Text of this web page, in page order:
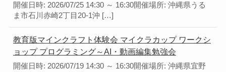
開催日時: 2026/07/25 14:30 ～ 16:30開催場所: 沖縄県うる
ま市石川赤崎2丁目20-1沖 […]
教育版マインクラフト体験会 マイクラカップ ワークシ
ョップ プログラミング～AI・動画編集勉強会
開催日時: 2026/07/19 14:30 ～ 16:30開催場所: 沖縄県宜野